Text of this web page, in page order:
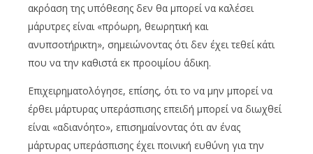
ακρόαση της υπόθεσης δεν θα μπορεί να καλέσει
μάρυτρες είναι «πρόωρη, θεωρητική και
ανυπσοτήρικτη», σημειώνοντας ότι δεν έχει τεθεί κάτι
που να την καθιστά εκ προοιμίου άδικη.
Επιχειρηματολόγησε, επίσης, ότι το να μην μπορεί να
έρθει μάρτυρας υπεράσπισης επειδή μπορεί να διωχθεί
είναι «αδιανόητο», επισημαίνοντας ότι αν ένας
μάρτυρας υπεράσπισης έχει ποινική ευθύνη για την